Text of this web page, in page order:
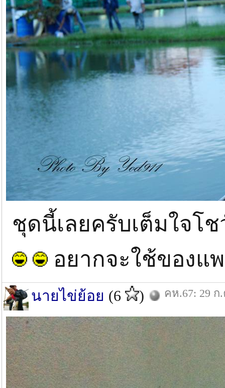
ชุดนี้เลยครับเต็มใจโ
อยากจะใช้ของแ
นายไข่ย้อย (6 ) คห.67: 29 ก